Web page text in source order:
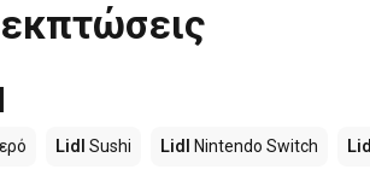
Lidl Sushi Lidl Nintendo Switch Lidl